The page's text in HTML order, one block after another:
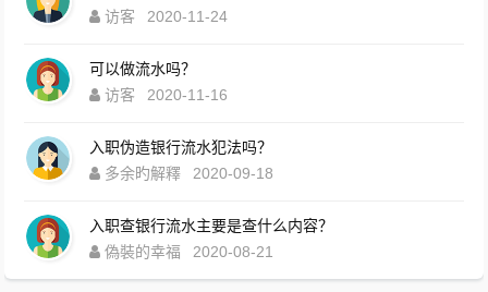
访客
2020-11-24
可以做流水吗？
访客
2020-11-16
入职伪造银行流水犯法吗？
多余旳解釋
2020-09-18
入职查银行流水主要是查什么内容？
偽裝的幸福
2020-08-21